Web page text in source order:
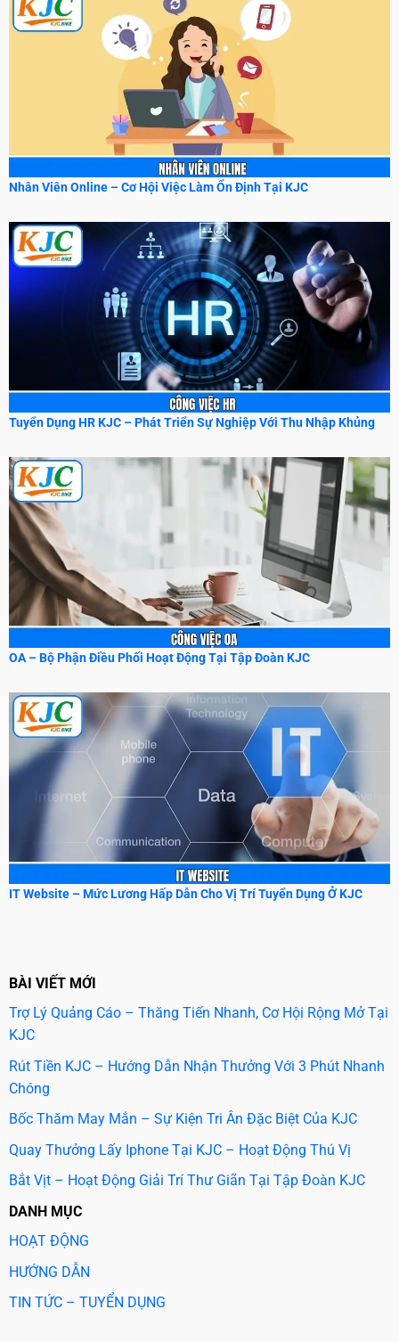
Nhân Viên Online – Cơ Hội Việc Làm Ổn Định Tại KJC
Tuyển Dụng HR KJC – Phát Triển Sự Nghiệp Với Thu Nhập Khủng
OA – Bộ Phận Điều Phối Hoạt Động Tại Tập Đoàn KJC
IT Website – Mức Lương Hấp Dẫn Cho Vị Trí Tuyển Dụng Ở KJC
BÀI VIẾT MỚI
Trợ Lý Quảng Cáo – Thăng Tiến Nhanh, Cơ Hội Rộng Mở Tại
KJC
Rút Tiền KJC – Hướng Dẫn Nhận Thưởng Với 3 Phút Nhanh
Chóng
Bốc Thăm May Mắn – Sự Kiện Tri Ân Đặc Biệt Của KJC
Quay Thưởng Lấy Iphone Tại KJC – Hoạt Động Thú Vị
Bắt Vịt – Hoạt Động Giải Trí Thư Giãn Tại Tập Đoàn KJC
DANH MỤC
HOẠT ĐỘNG
HƯỚNG DẪN
TIN TỨC – TUYỂN DỤNG